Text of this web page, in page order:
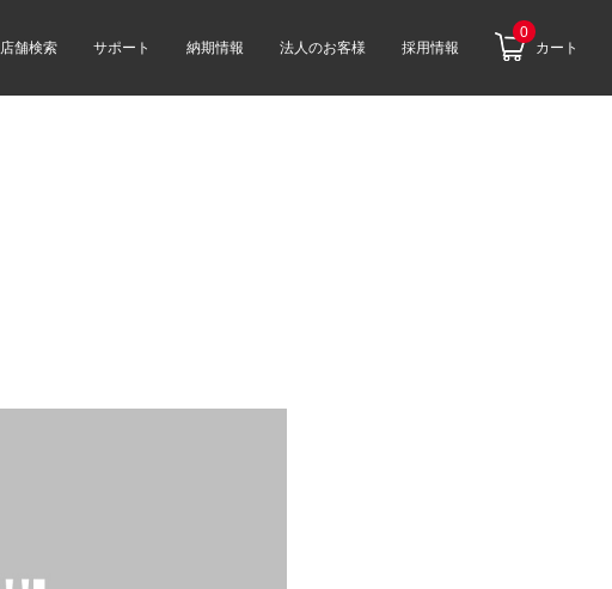
店舗検索 サポート 納期情報 法人のお客様 採用情報
0
カート